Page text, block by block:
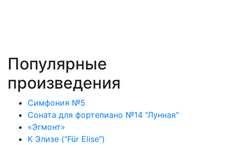
Популярные
произведения
Симфония №5
Соната для фортепиано №14 "Лунная"
«Эгмонт»
К Элизе ("Für Elise")